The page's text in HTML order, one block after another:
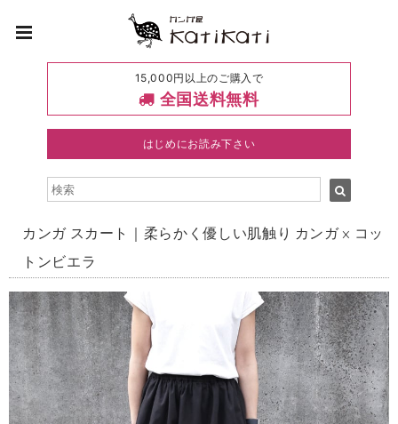
15,000円以上のご購入で
全国送料無料
はじめにお読み下さい
カンガ スカート｜柔らかく優しい肌触り カンガ × コッ
トンビエラ